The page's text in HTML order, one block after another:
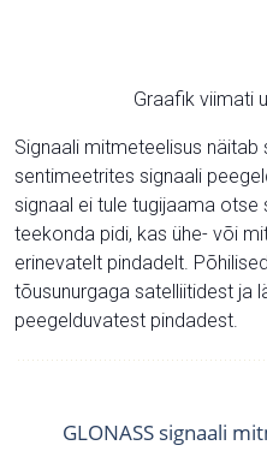
Graafik viimati
Signaali mitmeteelisus
sentimeetrites signaali
signaal ei tule tugijaama otse
teekonda pidi, kas ühe- või
erinevatelt pindadelt.
tõusunurgaga satelliitidest ja
peegelduvatest pindadest.
GLONASS signaali